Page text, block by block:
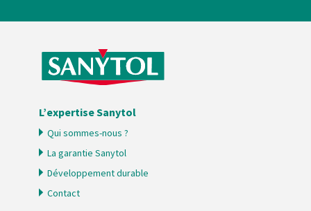
L’expertise Sanytol
Qui sommes-nous ?
La garantie Sanytol
Développement durable
Contact